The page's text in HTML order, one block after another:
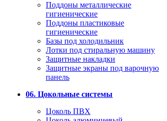
Поддоны металлические
гигиенические
Поддоны пластиковые
гигиенические
Базы под холодильник
Лотки под стиральную машину
Защитные накладки
Защитные экраны под варочную
панель
06. Цокольные системы
Цоколь ПВХ